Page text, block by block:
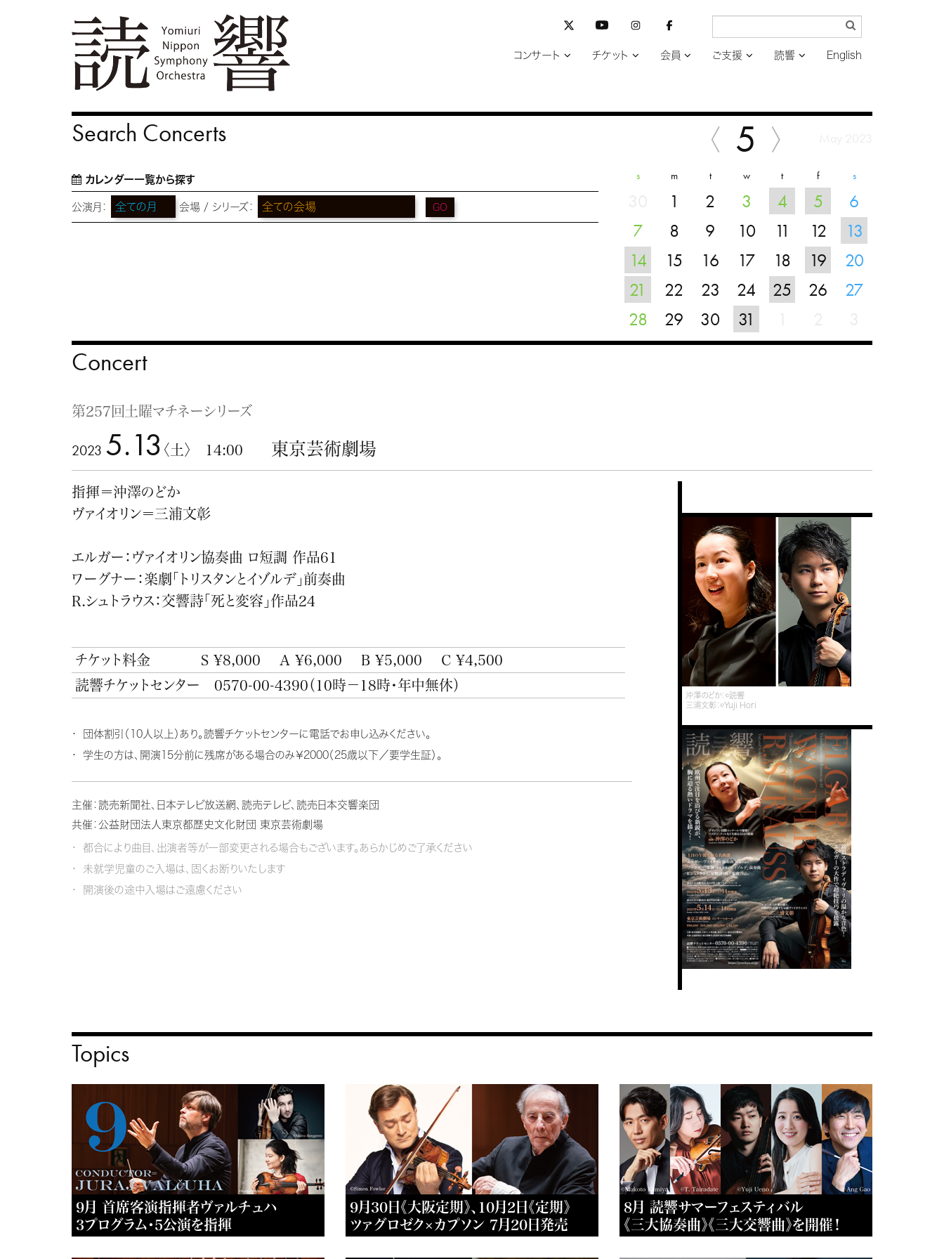
コンサート チケット 会員 ご支援 読響 English
Search Concerts
カレンダー一覧から探す
公演月： 会場 / シリーズ： GO
5
s m t w t f s
1 2 3 4 5
6
7
8 9 10 11 12
13
14
15 16 17 18 19
20
21
22 23 24 25 26
27
28
29 30 31
Concert
第257回土曜マチネーシリーズ
2023 5.13 〈土〉 14:00 東京芸術劇場
指揮＝沖澤のどか
ヴァイオリン＝三浦文彰
エルガー：ヴァイオリン協奏曲 ロ短調 作品61
ワーグナー：楽劇「トリスタンとイゾルデ」前奏曲
R.シュトラウス：交響詩「死と変容」作品24
チケット料金 S ¥8,000 A ¥6,000 B ¥5,000
C ¥4,500
読響チケットセンター 0570-00-4390 （10時－18時・年中無休）
団体割引（10人以上）あり。読響チケットセンターに電話でお申し込みください。
学生の方は、開演15分前に残席がある場合のみ￥2000（25歳以下／要学生証）。
主催：読売新聞社、日本テレビ放送網、読売テレビ、読売日本交響楽団
共催：公益財団法人東京都歴史文化財団 東京芸術劇場
都合により曲目、出演者等が一部変更される場合もございます。あらかじめご了承ください
未就学児童のご入場は、固くお断りいたします
開演後の途中入場はご遠慮ください
沖澤のどか：©読響
三浦文彰：©Yuji Hori
Topics
9月 首席客演指揮者ヴァルチュハ
3プログラム・5公演を指揮
9月30日《大阪定期》、10月2日《定期》
ツァグロゼク×カプソン 7月20日発売
8月 読響サマーフェスティバル
《三大協奏曲》《三大交響曲》を開催！